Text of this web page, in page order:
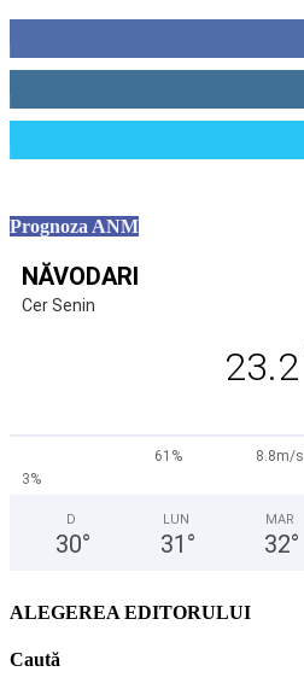
Prognoza ANM
NĂVODARI
Cer Senin
23.2
61%
8.8m/s
3%
D
30°
LUN
31 °
MAR
32°
ALEGEREA EDITORULUI
Caută